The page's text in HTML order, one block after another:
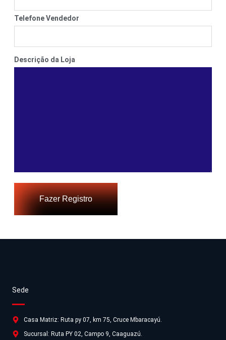
Telefone Vendedor
Descrição da Loja
Fazer Registro
Sede
Casa Matriz: Ruta py 07, km 75, Cruce Mbaracayú.
Sucursal: Ruta PY 02, Campo 9, Caaguazú.